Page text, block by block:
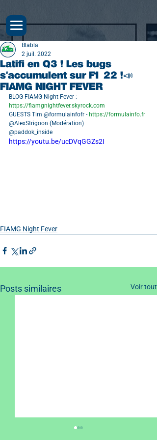
Latifi en Q3 ! Les bugs
s'accumulent sur F1 22 !📣
FIAMG NIGHT FEVER
Blabla
2 juil. 2022
BLOG FIAMG Night Fever :
https://fiamgnightfever.skyrock.com
GUESTS Tim @formulainfofr - https://formulainfo.fr
@AlexStrigoon (Modération)
@paddok_inside
https://youtu.be/ucDVqGGZs2I
FIAMG Night Fever
Posts similaires Voir tout